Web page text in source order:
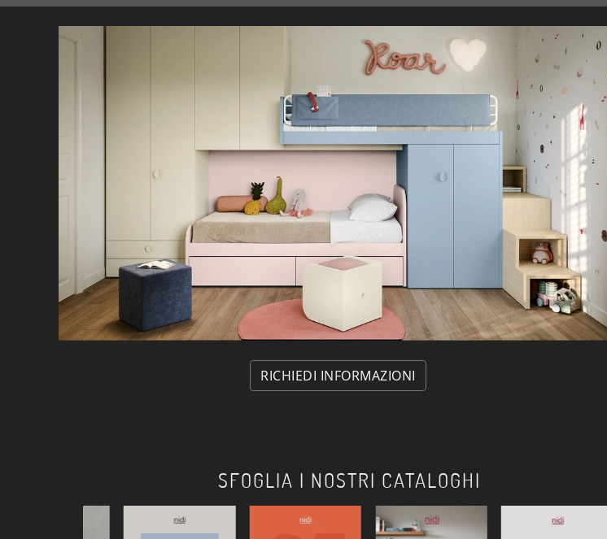
RICHIEDI INFORMAZIONI
SFOGLIA I NOSTRI CATALOGHI